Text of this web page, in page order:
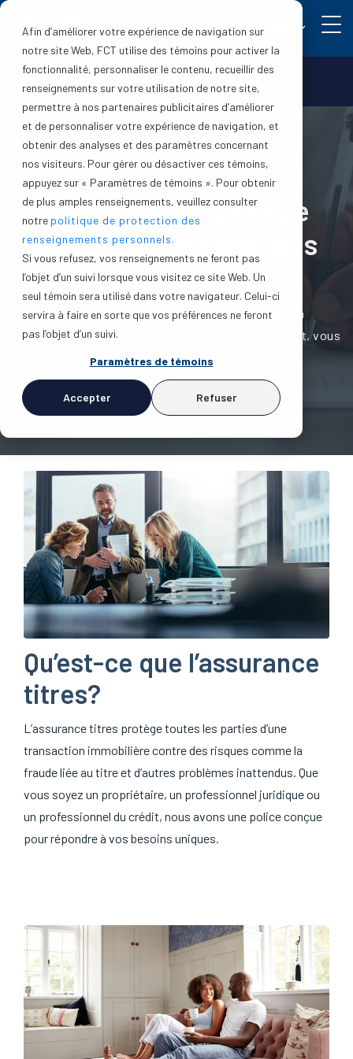
Afin d’améliorer votre expérience de navigation sur
notre site Web, FCT utilise des témoins pour activer la
fonctionnalité, personnaliser le contenu, recueillir des
renseignements sur votre utilisation de notre site,
permettre à nos partenaires publicitaires d’améliorer
et de personnaliser votre expérience de navigation, et
obtenir des analyses et des paramètres concernant
nos visiteurs. Pour gérer ou désactiver ces témoins,
appuyez sur « Paramètres de témoins ». Pour obtenir
de plus amples renseignements, veuillez consulter
notre politique de protection des
renseignements personnels.
Si vous refusez, vos renseignements ne feront pas
l’objet d’un suivi lorsque vous visitez ce site Web. Un
seul témoin sera utilisé dans votre navigateur. Celui-ci
servira à faire en sorte que vos préférences ne feront
pas l’objet d’un suivi.
Paramètres de témoins
Accepter Refuser
Faire une Réclamation Login
Un meilleur moyen de
régler les transactions
immobilières
Que vous soyez un propriétaire immobilier, un
professionnel juridique ou un professionnel du crédit, vous
êtes en bonnes mains.
Qu’est-ce que l’assurance
titres?
L’assurance titres protège toutes les parties d’une
transaction immobilière contre des risques comme la
fraude liée au titre et d’autres problèmes inattendus. Que
vous soyez un propriétaire, un professionnel juridique ou
un professionnel du crédit, nous avons une police conçue
pour répondre à vos besoins uniques.